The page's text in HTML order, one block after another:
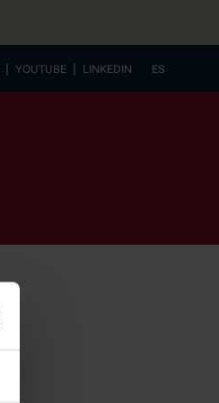
| YOUTUBE | LINKEDIN
ES